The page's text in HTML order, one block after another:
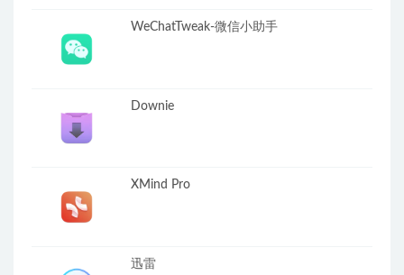
WeChatTweak-微信小助手
Downie
XMind Pro
迅雷